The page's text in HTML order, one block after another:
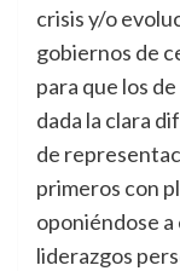
crisis y/o
gobiernos de
para que los
dada la clara
de
primeros con
oponiéndose
liderazgos